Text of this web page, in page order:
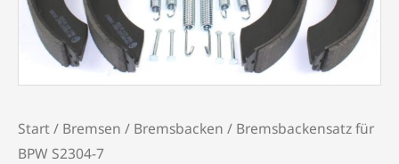
Start/ Bremsen / Bremsbacken / Bremsbackensatz für
BPW S2304-7
Menge